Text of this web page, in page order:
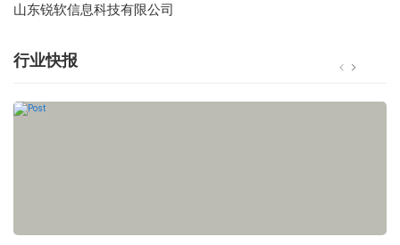
山东锐软信息科技有限公司
行业快报